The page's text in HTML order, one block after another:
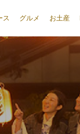
ス グルメ お土産